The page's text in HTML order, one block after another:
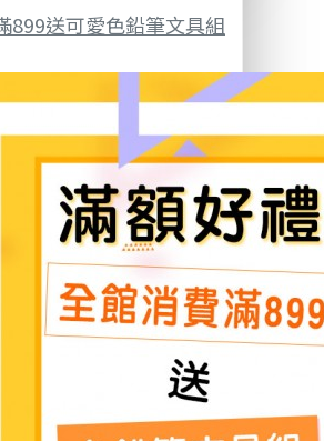
899送可愛色鉛筆文具組